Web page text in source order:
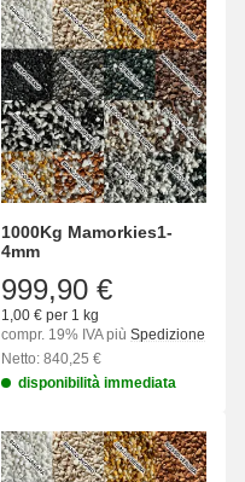
1000Kg Mamorkies1-
4mm
999,90 €
1,00 € per 1 kg
compr. 19% IVA più Spedizione
Netto: 840,25 €
disponibilità immediata